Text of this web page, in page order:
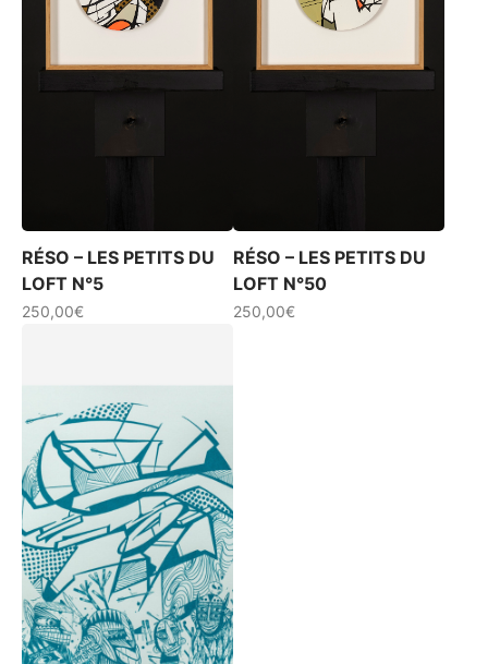
RÉSO – LES PETITS DU
LOFT N°5
250,00€
RÉSO – LES PETITS DU
LOFT N°50
250,00€